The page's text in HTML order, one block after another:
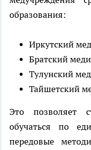
образования:
Иркутский
Братский
Тулунский
Тайшетский
Это позволяет
обучаться по
передовые